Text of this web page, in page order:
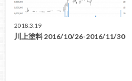
2018.3.19
川上塗料 2016/10/26-2016/11/30